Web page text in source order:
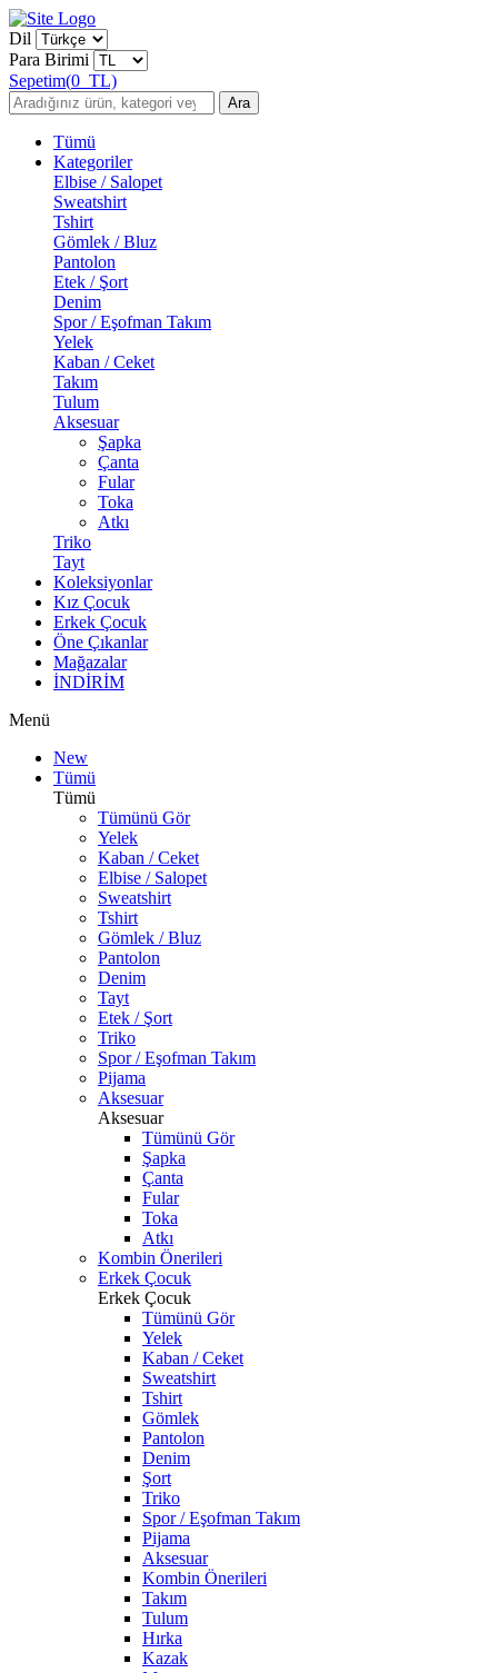
Dil
Para Birimi
Sepetim(0 TL)
Ara
Tümü
Kategoriler
Elbise / Salopet
Sweatshirt
Tshirt
Gömlek / Bluz
Pantolon
Etek / Şort
Denim
Spor / Eşofman Takım
Yelek
Kaban / Ceket
Takım
Tulum
Aksesuar
Şapka
Çanta
Fular
Toka
Atkı
Triko
Tayt
Koleksiyonlar
Kız Çocuk
Erkek Çocuk
Öne Çıkanlar
Mağazalar
İNDİRİM
Menü
New
Tümü
Tümü
Tümünü Gör
Yelek
Kaban / Ceket
Elbise / Salopet
Sweatshirt
Tshirt
Gömlek / Bluz
Pantolon
Denim
Tayt
Etek / Şort
Triko
Spor / Eşofman Takım
Pijama
Aksesuar
Aksesuar
Tümünü Gör
Şapka
Çanta
Fular
Toka
Atkı
Kombin Önerileri
Erkek Çocuk
Erkek Çocuk
Tümünü Gör
Yelek
Kaban / Ceket
Sweatshirt
Tshirt
Gömlek
Pantolon
Denim
Şort
Triko
Spor / Eşofman Takım
Pijama
Aksesuar
Kombin Önerileri
Takım
Tulum
Hırka
Kazak